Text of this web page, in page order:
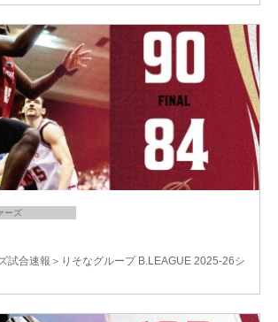
ーズ
試合速報＞りそなグループ B.LEAGUE 2025-26シ